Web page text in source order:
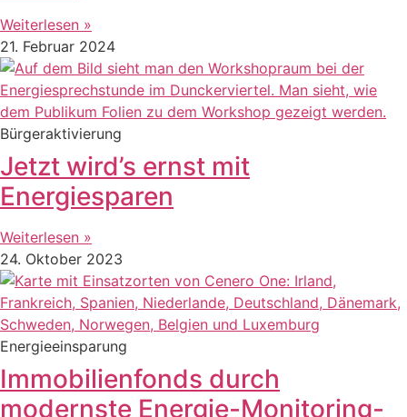
Weiterlesen »
21. Februar 2024
Bürgeraktivierung
Jetzt wird’s ernst mit
Energiesparen
Weiterlesen »
24. Oktober 2023
Energieeinsparung
Immobilienfonds durch
modernste Energie-Monitoring-